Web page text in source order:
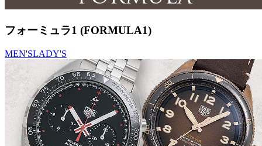
フォーミュラ1 (FORMULA1)
MEN'SLADY'S